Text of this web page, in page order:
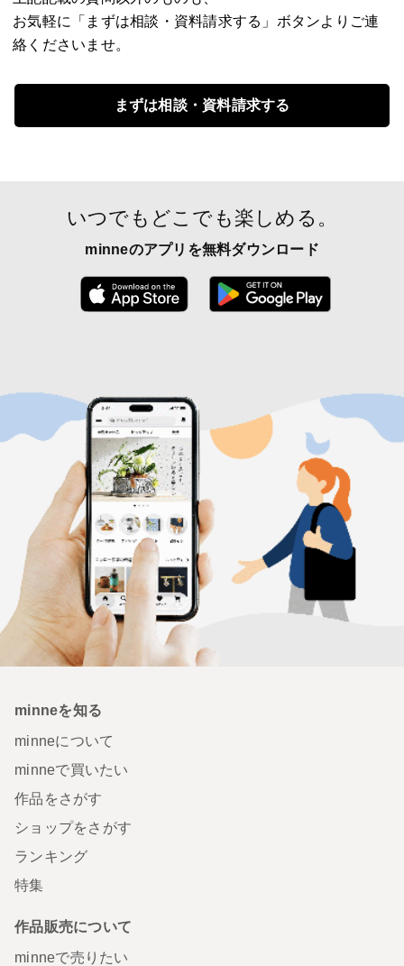
まずは相談・資料請求する
お気軽に「まずは相談・資料請求する」ボタンよりご連
絡くださいませ。
いつでもどこでも楽しめる。
minneのアプリを無料ダウンロード
App Store からダウンロード
minneを知る
minneについて
minneで買いたい
作品をさがす
ショップをさがす
ランキング
特集
作品販売について
minneで売りたい